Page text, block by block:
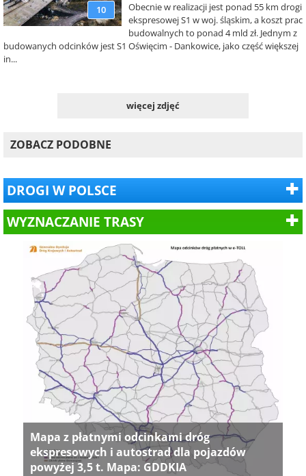
10
Obecnie w realizacji jest ponad 55 km drogi
ekspresowej S1 w woj. śląskim, a koszt prac
budowalnych to ponad 4 mld zł. Jednym z
budowanych odcinków jest S1 Oświęcim - Dankowice, jako część większej
in...
więcej zdjęć
ZOBACZ PODOBNE
DROGI W POLSCE
WYZNACZANIE TRASY
Mapa z płatnymi odcinkami dróg
ekspresowych i autostrad dla pojazdów
powyżej 3,5 t. Mapa: GDDKIA